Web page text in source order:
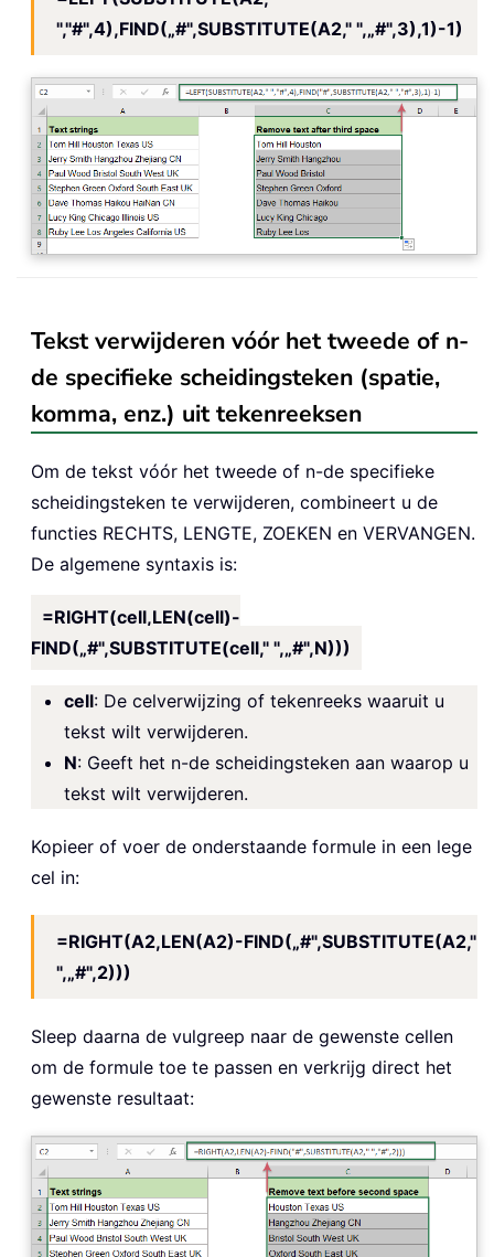
","#",4),FIND(„#",SUBSTITUTE(A2," ",„#",3),1)-1)
Tekst verwijderen vóór het tweede of n-
de specifieke scheidingsteken (spatie,
komma, enz.) uit tekenreeksen
Om de tekst vóór het tweede of n-de specifieke
scheidingsteken te verwijderen, combineert u de
functies RECHTS, LENGTE, ZOEKEN en VERVANGEN.
De algemene syntaxis is:
=RIGHT(cell,LEN(cell)-
FIND(„#",SUBSTITUTE(cell," ",„#",N)))
cell: De celverwijzing of tekenreeks waaruit u
tekst wilt verwijderen.
N: Geeft het n-de scheidingsteken aan waarop u
tekst wilt verwijderen.
Kopieer of voer de onderstaande formule in een lege
cel in:
=RIGHT(A2,LEN(A2)-FIND(„#",SUBSTITUTE(A2,"
",„#",2)))
Sleep daarna de vulgreep naar de gewenste cellen
om de formule toe te passen en verkrijg direct het
gewenste resultaat: